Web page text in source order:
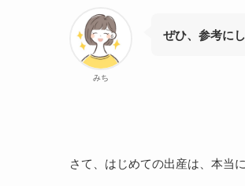
みち
ぜひ、参考に
さて、はじめての出産は、本当